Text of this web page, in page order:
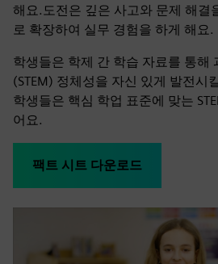
해요.도전은 깊은 사고와 문제 해결
로 확장하여 실무 경험을 하게 해요.
학생들은 학제 간 학습 자료를 통해
(STEM) 정체성을 자신 있게 발전시
학생들은 핵심 학업 표준에 맞는
어요.
팩트 시트 다운로드